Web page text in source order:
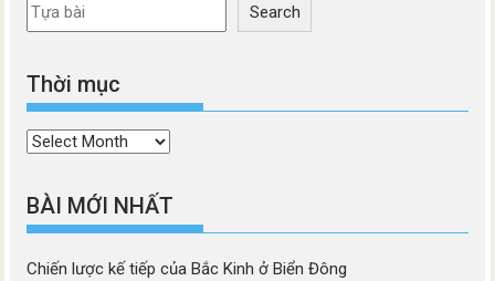
Search
Thời mục
Thời
BÀI MỚI NHẤT
Chiến lược kế tiếp của Bắc Kinh ở Biển Đông